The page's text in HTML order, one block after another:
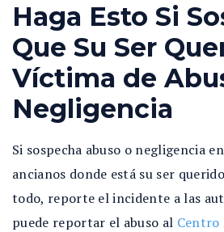
Haga Esto Si
Que Su Ser
Víctima de
Negligencia
Si sospecha abuso o negligencia
ancianos donde está su ser
todo, reporte el incidente a las
puede reportar el abuso al Centro